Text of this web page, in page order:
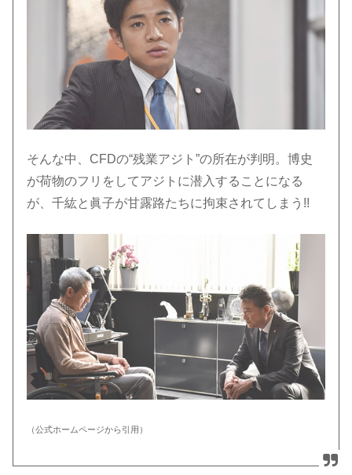
そんな中、CFDの“残業アジト”の所在が判明。博史
が荷物のフリをしてアジトに潜入することになる
が、千紘と眞子が甘露路たちに拘束されてしまう!!
（公式ホームページから引用）